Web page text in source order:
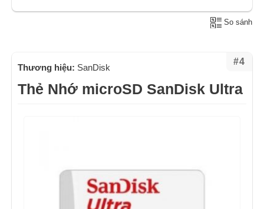
So sánh
#4
Thương hiệu: SanDisk
Thẻ Nhớ microSD SanDisk Ultra